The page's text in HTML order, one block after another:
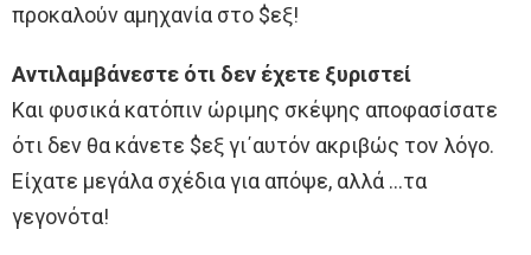
προκαλούν αμηχανία στο $εξ!
Αντιλαμβάνεστε ότι δεν έχετε ξυριστεί
Και φυσικά κατόπιν ώριμης σκέψης αποφασίσατε
ότι δεν θα κάνετε $εξ γι΄αυτόν ακριβώς τον λόγο.
Είχατε μεγάλα σχέδια για απόψε, αλλά …τα
γεγονότα!